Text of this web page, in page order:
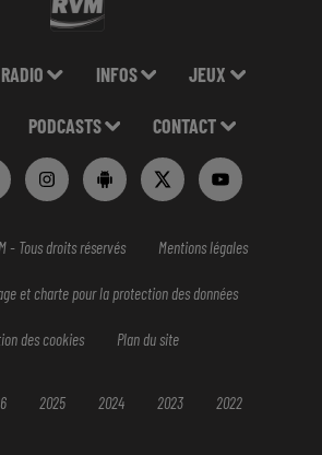
RADIO INFOS JEUX
PODCASTS CONTACT
- Tous droits réservés Mentions légales
et charte pour la protection des données
des cookies Plan du site
2025 2024 2023 2022